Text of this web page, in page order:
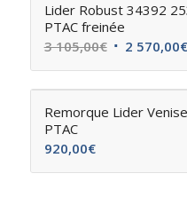
Lider Robust 34392
PTAC freinée
3 105,00€ 2 570,00€
Remorque Lider
PTAC
920,00€